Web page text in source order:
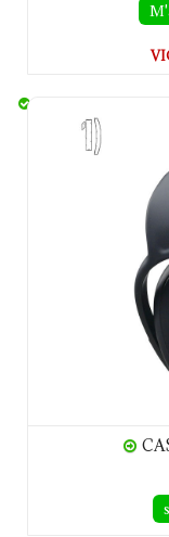
CASQUES ANTI-